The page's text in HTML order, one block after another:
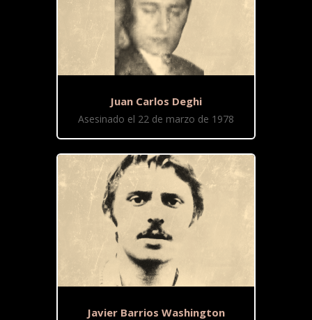
Juan Carlos Deghi
Asesinado el 22 de marzo de 1978
Javier Barrios Washington